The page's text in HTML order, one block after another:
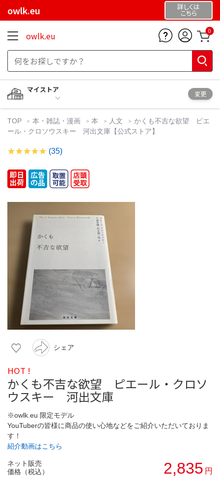
owlk.eu 詳しくは
こちら
owlk.eu 0
マイストア
変更
TOP 本・雑誌・漫画 本 人文
かくも不吉な欲望 ピエ
ール・クロソウスキー 河出文庫【公式ストア】
(35)
シェア
HOT !
かくも不吉な欲望 ピエール・クロソ
ウスキー 河出文庫
※owlk.eu 限定モデル
YouTuberの皆様に商品の使い心地などをご紹介いただいておりま
す！
紹介動画はこちら
ネット販売
価格（税込）
2,835 円